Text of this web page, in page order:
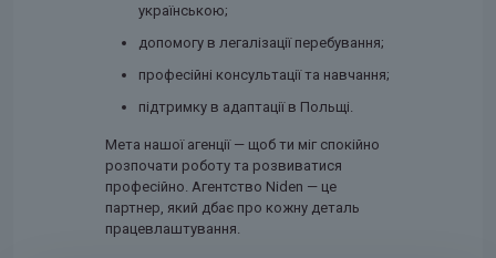
українською;
допомогу в легалізації перебування;
професійні консультації та навчання;
підтримку в адаптації в Польщі.
Мета нашої агенції — щоб ти міг спокійно
розпочати роботу та розвиватися
професійно. Агентство Niden — це
партнер, який дбає про кожну деталь
працевлаштування.